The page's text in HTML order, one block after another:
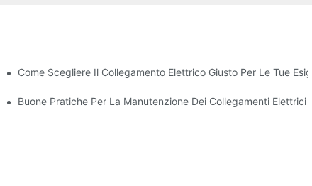
Come Scegliere Il Collegamento Elettrico Giusto Per Le Tue
Buone Pratiche Per La Manutenzione Dei Collegamenti Elettrici